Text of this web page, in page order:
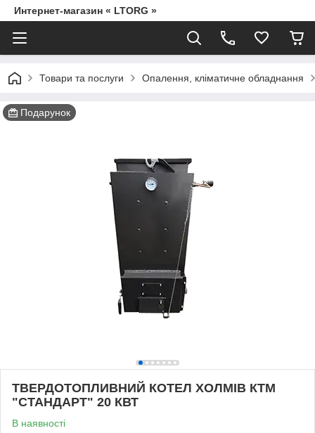
Интернет-магазин « LTORG »
Товари та послуги Опалення, кліматичне обладнання
Подарунок
ТВЕРДОТОПЛИВНИЙ КОТЕЛ ХОЛМІВ КТМ
"СТАНДАРТ" 20 КВТ
В наявності